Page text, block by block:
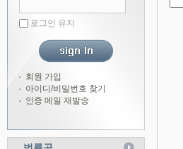
로그인 유지
회원 가입
아이디/비밀번호 찾기
인증 메일 재발송